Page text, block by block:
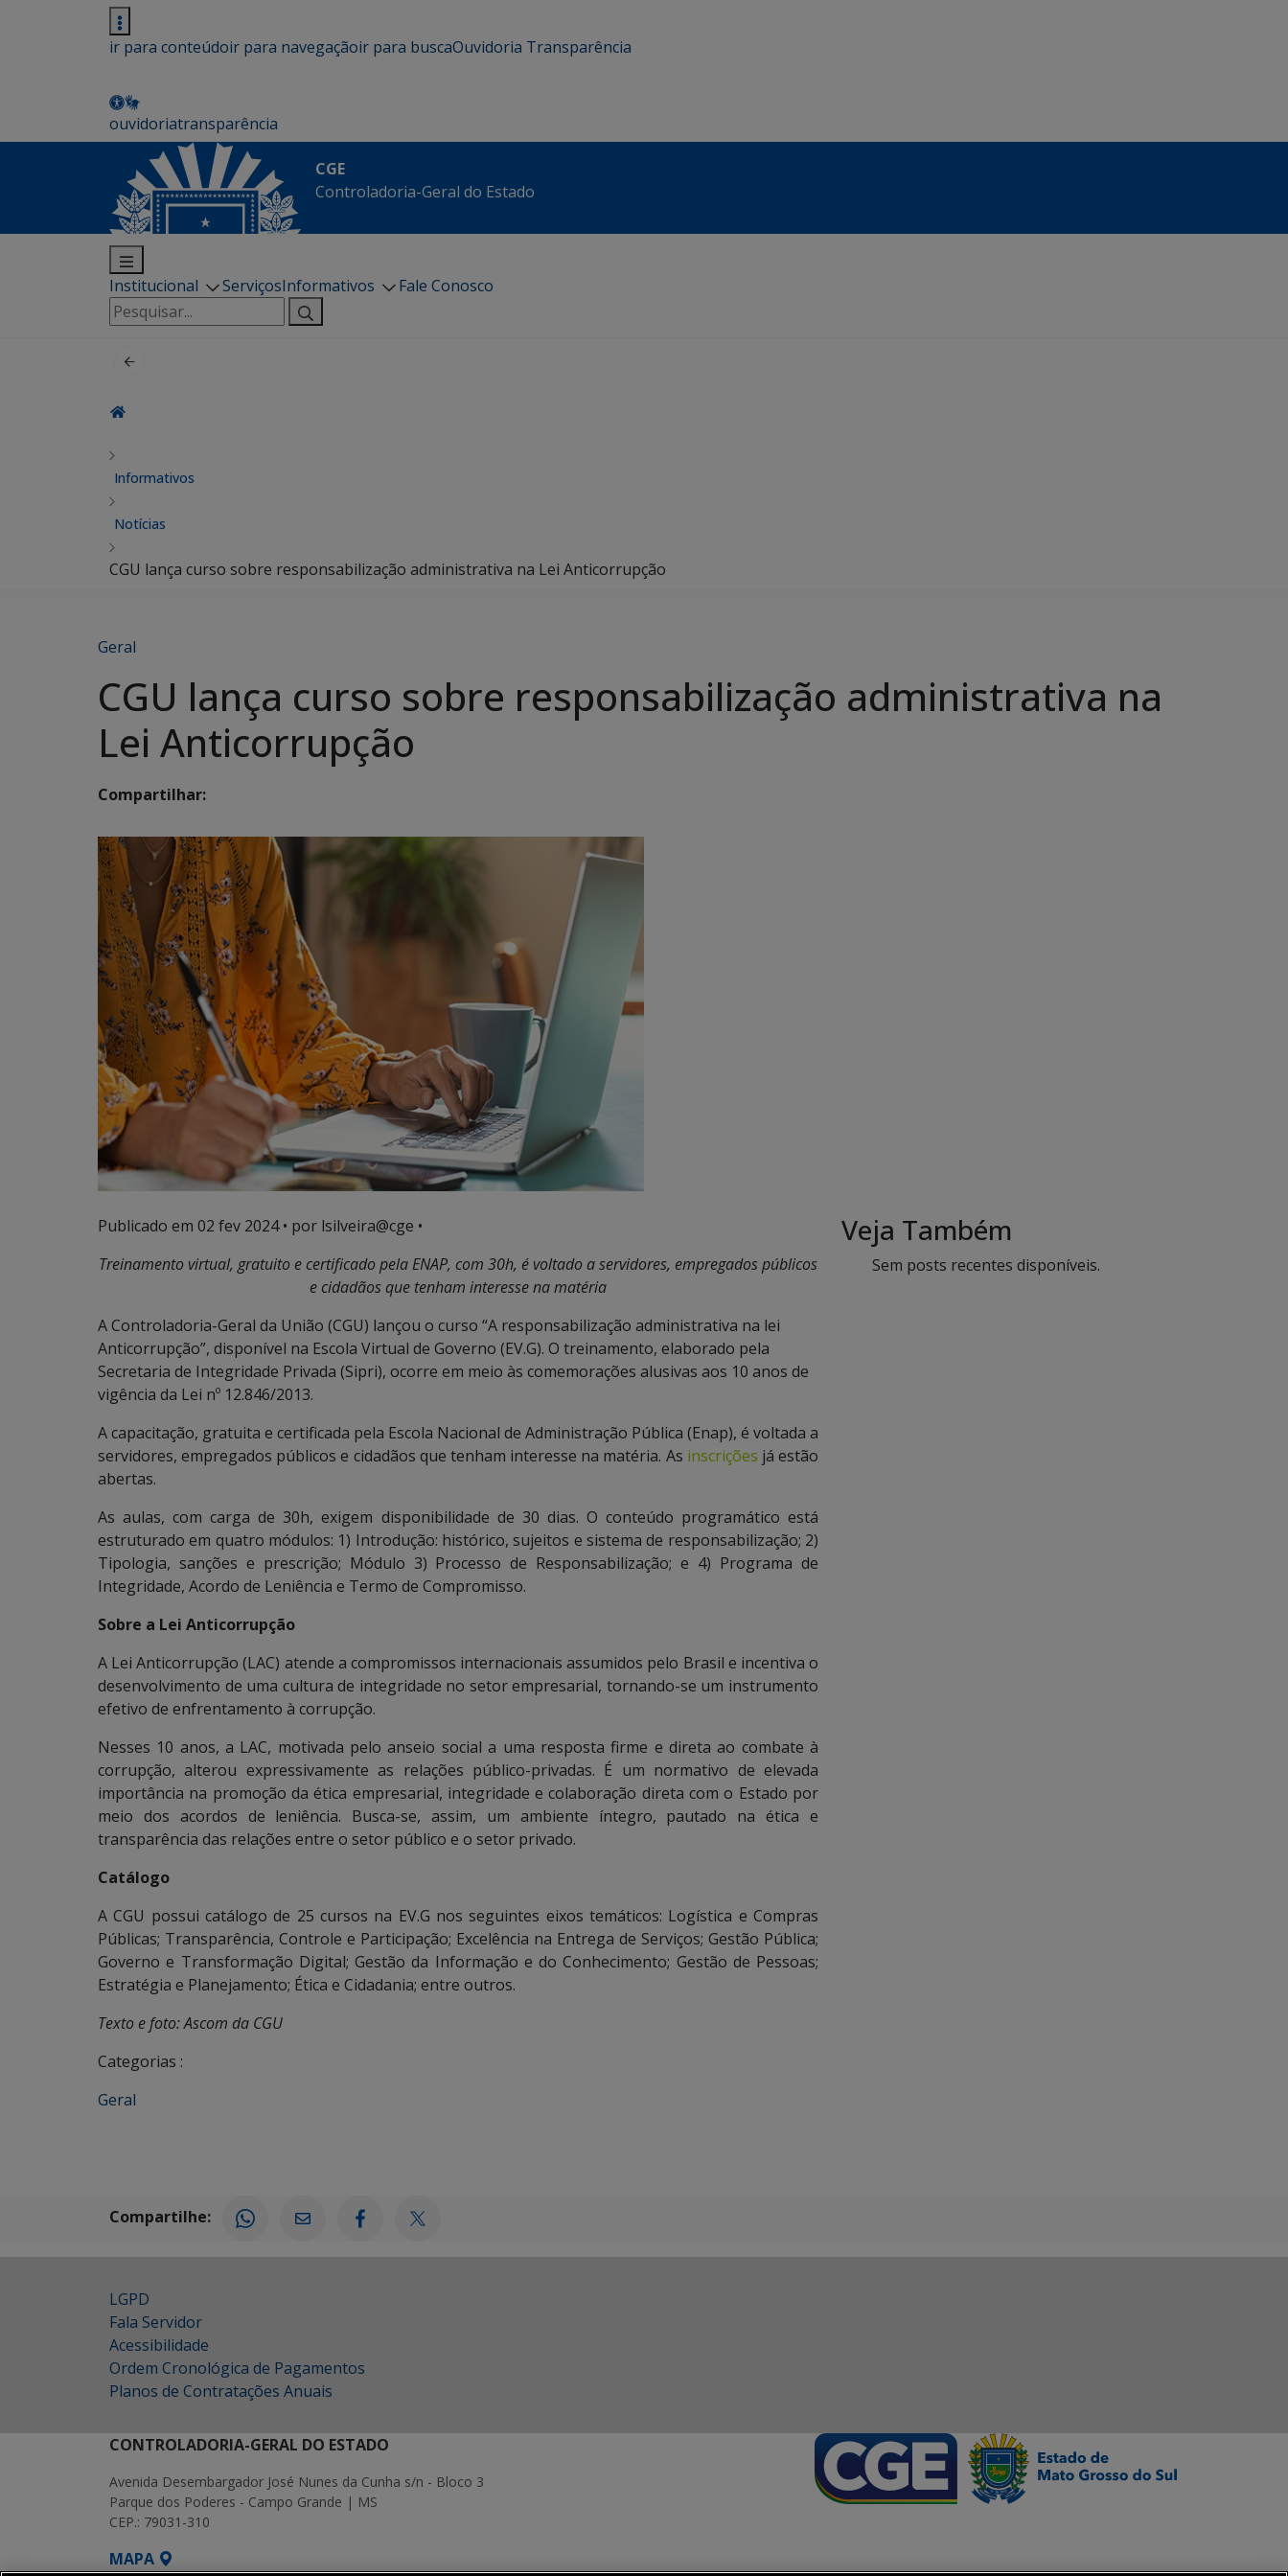
ir para conteúdoir para navegaçãoir para buscaOuvidoria Transparência
ouvidoriatransparência
CGE
Controladoria-Geral do Estado
Institucional ServiçosInformativos
Fale Conosco
Pesquisar
por:
Informativos
Notícias
CGU lança curso sobre responsabilização administrativa na Lei Anticorrupção
Geral
CGU lança curso sobre responsabilização administrativa na
Lei Anticorrupção
Compartilhar:
Publicado em 02 fev 2024• por lsilveira@cge •
Treinamento virtual, gratuito e certificado pela ENAP, com 30h, é voltado a servidores, empregados públicos
e cidadãos que tenham interesse na matéria
A Controladoria-Geral da União (CGU) lançou o curso “A responsabilização administrativa na lei
Anticorrupção”, disponível na Escola Virtual de Governo (EV.G). O treinamento, elaborado pela
Secretaria de Integridade Privada (Sipri), ocorre em meio às comemorações alusivas aos 10 anos de
vigência da Lei nº 12.846/2013.
A capacitação, gratuita e certificada pela Escola Nacional de Administração Pública (Enap), é voltada a
servidores, empregados públicos e cidadãos que tenham interesse na matéria. As inscrições já estão
abertas.
As aulas, com carga de 30h, exigem disponibilidade de 30 dias. O conteúdo programático está
estruturado em quatro módulos: 1) Introdução: histórico, sujeitos e sistema de responsabilização; 2)
Tipologia, sanções e prescrição; Módulo 3) Processo de Responsabilização; e 4) Programa de
Integridade, Acordo de Leniência e Termo de Compromisso.
Sobre a Lei Anticorrupção
A Lei Anticorrupção (LAC) atende a compromissos internacionais assumidos pelo Brasil e incentiva o
desenvolvimento de uma cultura de integridade no setor empresarial, tornando-se um instrumento
efetivo de enfrentamento à corrupção.
Nesses 10 anos, a LAC, motivada pelo anseio social a uma resposta firme e direta ao combate à
corrupção, alterou expressivamente as relações público-privadas. É um normativo de elevada
importância na promoção da ética empresarial, integridade e colaboração direta com o Estado por
meio dos acordos de leniência. Busca-se, assim, um ambiente íntegro, pautado na ética e
transparência das relações entre o setor público e o setor privado.
Catálogo
A CGU possui catálogo de 25 cursos na EV.G nos seguintes eixos temáticos: Logística e Compras
Públicas; Transparência, Controle e Participação; Excelência na Entrega de Serviços; Gestão Pública;
Governo e Transformação Digital; Gestão da Informação e do Conhecimento; Gestão de Pessoas;
Estratégia e Planejamento; Ética e Cidadania; entre outros.
Texto e foto: Ascom da CGU
Categorias :
Geral
Veja Também
Sem posts recentes disponíveis.
Compartilhe:
LGPD
Fala Servidor
Acessibilidade
Ordem Cronológica de Pagamentos
Planos de Contratações Anuais
CONTROLADORIA-GERAL DO ESTADO
Avenida Desembargador José Nunes da Cunha s/n - Bloco 3
Parque dos Poderes - Campo Grande | MS
CEP.: 79031-310
MAPA